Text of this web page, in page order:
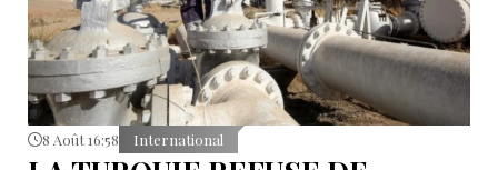
8 Août 16:58 International